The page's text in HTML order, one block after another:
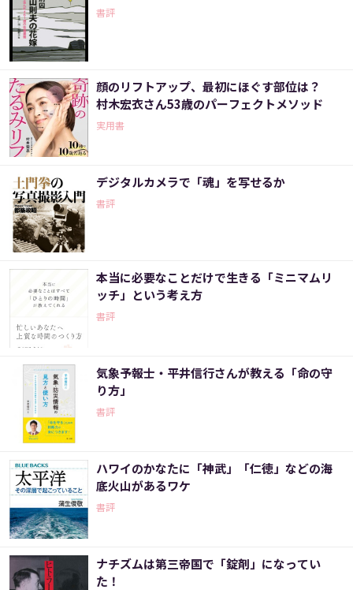
書評
顔のリフトアップ、最初にほぐす部位は？
村木宏衣さん53歳のパーフェクトメソッド
実用書
デジタルカメラで「魂」を写せるか
書評
本当に必要なことだけで生きる「ミニマムリ
ッチ」という考え方
書評
気象予報士・平井信行さんが教える「命の守
り方」
書評
ハワイのかなたに「神武」「仁徳」などの海
底火山があるワケ
書評
ナチズムは第三帝国で「錠剤」になってい
た！